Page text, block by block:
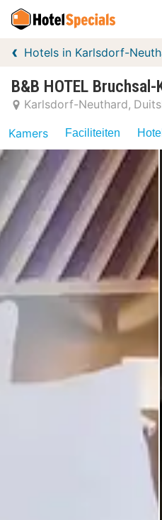
Hotels in Karlsdorf-
B&B HOTEL
Karlsdorf-Neuthard
Kamers Faciliteiten